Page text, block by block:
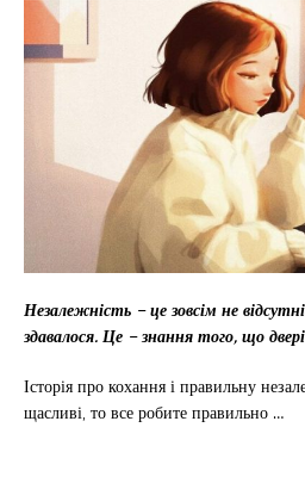
Незалежність – це зовсім не
здавалося. Це – знання того, що
Історія про кохання і правильну
щасливі, то все робите правильно …